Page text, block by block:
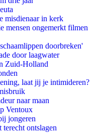
misdienaar in kerk
ongemerkt filmen
doorbreken'
door laagwater
Zuid-Holland
laat jij je intimideren?
naar maan
Ventoux
jongeren
ontslagen